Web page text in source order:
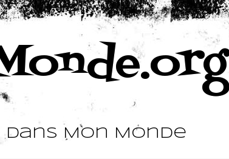
dans Mon Monde